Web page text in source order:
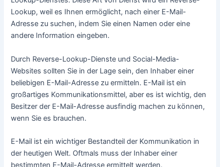
die über den Eigentümer verfügbar sind der E-
Mail Adresse
Sie können auch versuchen, in einer
Person zu finden.
Auf dem Profil in den sozialen Medien finden Sie
Wenn Sie diese Schritte befolgen, können Sie den
Die E-Mail ist ein Bestandteil der Kommunikation in der
heutigen Welt. Es kann schwierig sein, eine E-Mail-Adresse